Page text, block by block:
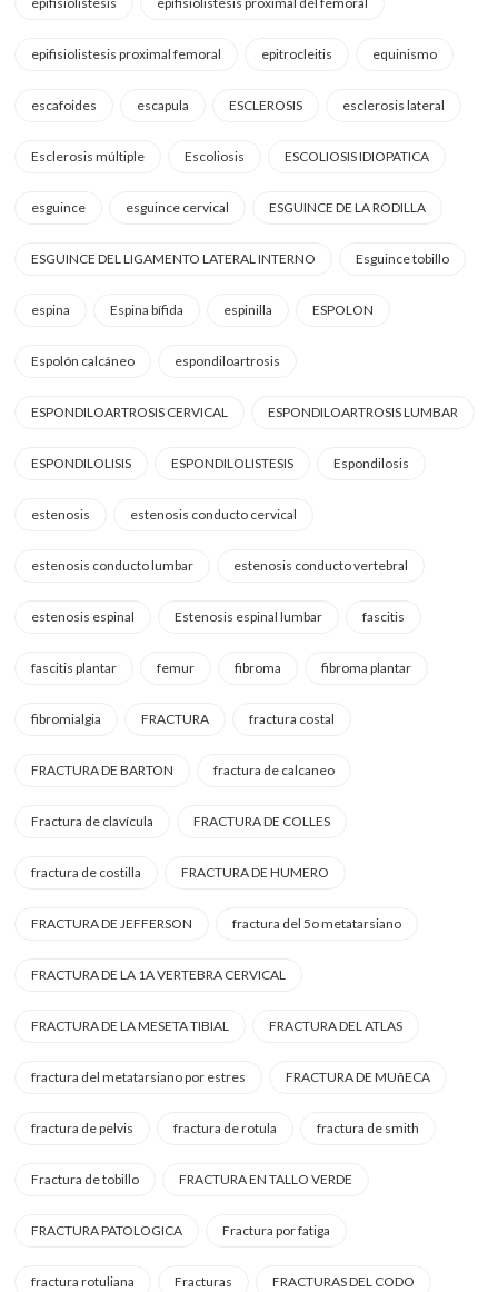
epifisiolistesis proximal femoral epitrocleitis equinismo
escafoides escapula ESCLEROSIS esclerosis lateral
Esclerosis múltiple Escoliosis ESCOLIOSIS IDIOPATICA
esguince esguince cervical ESGUINCE DE LA RODILLA
ESGUINCE DEL LIGAMENTO LATERAL INTERNO Esguince tobillo
espina Espina bífida espinilla ESPOLON
Espolón calcáneo espondiloartrosis
ESPONDILOARTROSIS CERVICAL ESPONDILOARTROSIS LUMBAR
ESPONDILOLISIS ESPONDILOLISTESIS Espondilosis
estenosis estenosis conducto cervical
estenosis conducto lumbar estenosis conducto vertebral
estenosis espinal Estenosis espinal lumbar fascitis
fascitis plantar femur fibroma fibroma plantar
fibromialgia FRACTURA fractura costal
FRACTURA DE BARTON fractura de calcaneo
Fractura de clavícula FRACTURA DE COLLES
fractura de costilla FRACTURA DE HUMERO
FRACTURA DE JEFFERSON fractura del 5o metatarsiano
FRACTURA DE LA 1A VERTEBRA CERVICAL
FRACTURA DE LA MESETA TIBIAL FRACTURA DEL ATLAS
fractura del metatarsiano por estres FRACTURA DE MUñECA
fractura de pelvis fractura de rotula fractura de smith
Fractura de tobillo FRACTURA EN TALLO VERDE
FRACTURA PATOLOGICA Fractura por fatiga
fractura rotuliana Fracturas FRACTURAS DEL CODO